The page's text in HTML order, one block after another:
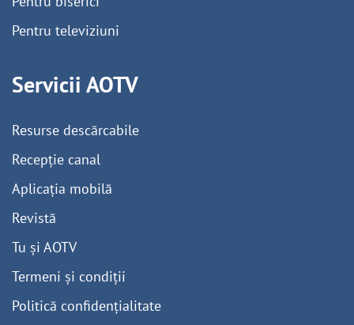
Pentru televiziuni
Servicii AOTV
Resurse descărcabile
Recepție canal
Aplicația mobilă
Revistă
Tu și AOTV
Termeni și condiții
Politică confidențialitate